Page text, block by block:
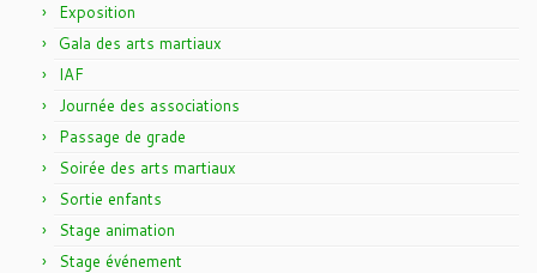
Exposition
Gala des arts martiaux
IAF
Journée des associations
Passage de grade
Soirée des arts martiaux
Sortie enfants
Stage animation
Stage événement